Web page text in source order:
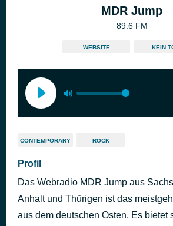
MDR Jump
89.6 FM
WEBSITE KEIN
CONTEMPORARY ROCK
Profil
Das Webradio MDR Jump aus
Anhalt und Thürigen ist das
aus dem deutschen Osten. Es bietet